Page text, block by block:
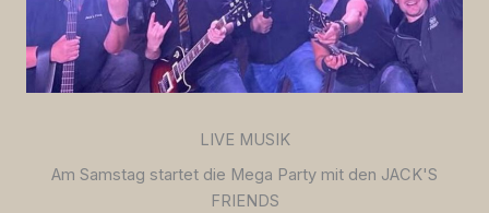
LIVE MUSIK
Am Samstag startet die Mega Party mit den JACK'S
FRIENDS